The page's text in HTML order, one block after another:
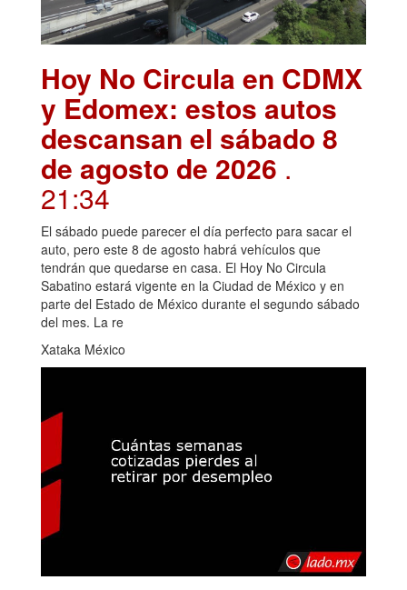
Hoy No Circula en CDMX
y Edomex: estos autos
descansan el sábado 8
de agosto de 2026 .
21:34
El sábado puede parecer el día perfecto para sacar el
auto, pero este 8 de agosto habrá vehículos que
tendrán que quedarse en casa. El Hoy No Circula
Sabatino estará vigente en la Ciudad de México y en
parte del Estado de México durante el segundo sábado
del mes. La re
Xataka México